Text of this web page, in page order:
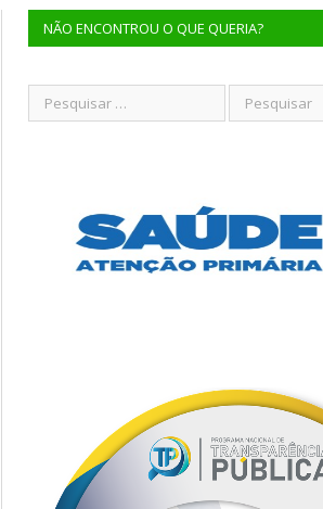
NÃO ENCONTROU O QUE QUERIA?